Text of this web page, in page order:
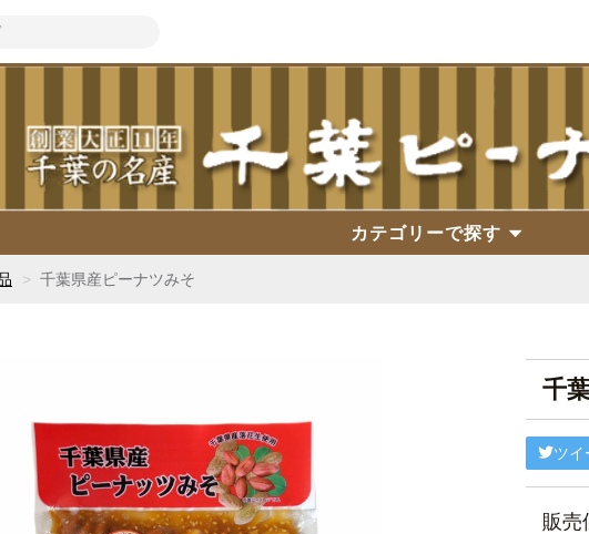
カテゴリーで探す
千葉県産ピーナツみそ
千
ツイ
販売